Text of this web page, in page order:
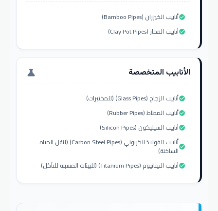
أنابيب الخيزران (Bamboo Pipes)check_circle
أنابيب الفخار (Clay Pot Pipes)check_circle
الأنابيب المتخصصة science
أنابيب الزجاج (Glass Pipes) (للمختبرات)check_circle
أنابيب المطاط (Rubber Pipes)check_circle
أنابيب السيليكون (Silicon Pipes)check_circle
أنابيب الفولاذ الكربوني (Carbon Steel Pipes) (لنقل المياه
الساخنة)check_circle
أنابيب التيتانيوم (Titanium Pipes) (للبيئات المسببة للتآكل)check_circle